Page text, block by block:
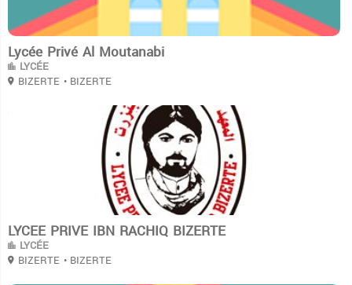
Lycée Privé Al Moutanabi
LYCÉE
BIZERTE • BIZERTE
LYCEE PRIVE IBN RACHIQ BIZERTE
LYCÉE
BIZERTE • BIZERTE